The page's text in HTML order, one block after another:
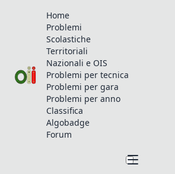
Home
Problemi
Scolastiche
Territoriali
Nazionali e OIS
Problemi per tecnica
Problemi per gara
Problemi per anno
Classifica
Algobadge
Forum